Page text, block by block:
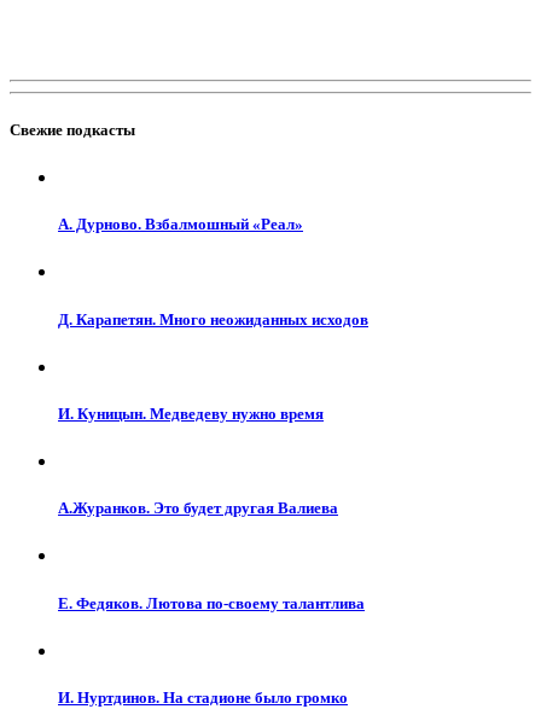
Свежие подкасты
А. Дурново. Взбалмошный «Реал»
Д. Карапетян. Много неожиданных исходов
И. Куницын. Медведеву нужно время
А.Журанков. Это будет другая Валиева
Е. Федяков. Лютова по-своему талантлива
И. Нуртдинов. На стадионе было громко